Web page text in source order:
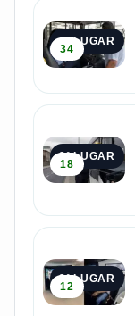
1º LUGAR
34
2º LUGAR
18
3º LUGAR
12